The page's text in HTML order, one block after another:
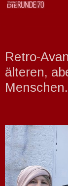
Retro-
älteren,
Menschen.